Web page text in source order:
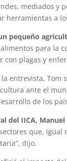
mediados y
herramientas a
pequeño
para la
con plagas y
la entrevista,
ante el
de los
del IICA, Manuel
que,
dijo.